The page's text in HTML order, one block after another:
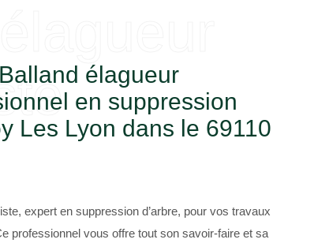
élagueur
en suppression
Les Lyon dans le 69110
expert en suppression d’arbre, pour vos travaux
professionnel vous offre tout son savoir-faire et sa